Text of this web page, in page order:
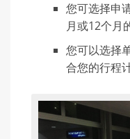
您可选择申
月或12个月
您可以选择
合您的行程计